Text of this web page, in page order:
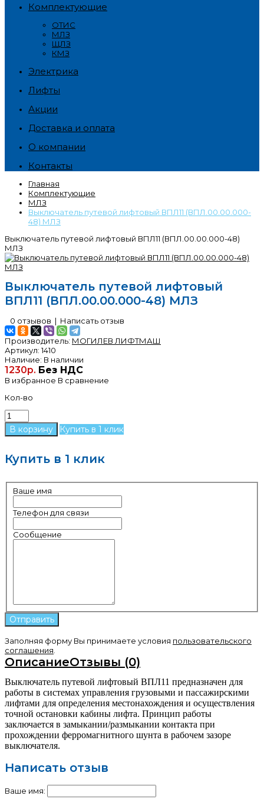
Комплектующие
ОТИС
МЛЗ
ЩЛЗ
КМЗ
Электрика
Лифты
Акции
Доставка и оплата
О компании
Контакты
Главная
Комплектующие
МЛЗ
Выключатель путевой лифтовый ВПЛ11 (ВПЛ.00.00.000-
48) МЛЗ
Выключатель путевой лифтовый ВПЛ11 (ВПЛ.00.00.000-48)
МЛЗ
Выключатель путевой лифтовый
ВПЛ11 (ВПЛ.00.00.000-48) МЛЗ
0 отзывов | Написать отзыв
Производитель: МОГИЛЕВ ЛИФТМАШ
Артикул:1410
Наличие: В наличии
1230р. Без НДС
В избранное В сравнение
Кол-во
Купить в 1 клик
Купить в 1 клик
Ваше имя
Телефон для связи
Сообщение
Заполняя форму Вы принимаете условия пользовательского
соглашения
ОписаниеОтзывы (0)
Выключатель путевой лифтовый ВПЛ11 предназначен для
работы в системах управления грузовыми и пассажирскими
лифтами для определения местонахождения и осуществления
точной остановки кабины лифта. Принцип работы
заключается в замыкании/размыкании контакта при
прохождении ферромагнитного шунта в рабочем зазоре
выключателя.
Написать отзыв
Ваше имя: